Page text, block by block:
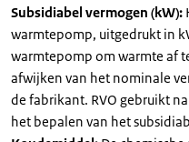
Subsidiabel vermogen (kW):
warmtepomp, uitgedrukt in
warmtepomp om warmte af
afwijken van het nominale
de fabrikant. RVO gebruikt
het bepalen van het